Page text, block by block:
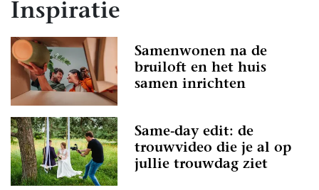
Inspiratie
Samenwonen na de
bruiloft en het huis
samen inrichten
Same-day edit: de
trouwvideo die je al op
jullie trouwdag ziet